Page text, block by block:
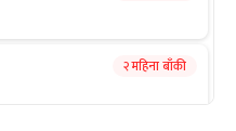
२ महिना बाँकी